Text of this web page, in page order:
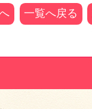
一覧へ戻る